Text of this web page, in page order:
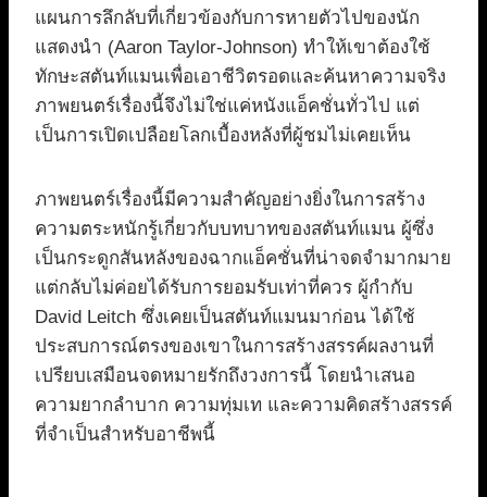
แผนการลึกลับที่เกี่ยวข้องกับการหายตัวไปของนัก
แสดงนำ (Aaron Taylor-Johnson) ทำให้เขาต้องใช้
ทักษะสตันท์แมนเพื่อเอาชีวิตรอดและค้นหาความจริง
ภาพยนตร์เรื่องนี้จึงไม่ใช่แค่หนังแอ็คชั่นทั่วไป แต่
เป็นการเปิดเปลือยโลกเบื้องหลังที่ผู้ชมไม่เคยเห็น
ภาพยนตร์เรื่องนี้มีความสำคัญอย่างยิ่งในการสร้าง
ความตระหนักรู้เกี่ยวกับบทบาทของสตันท์แมน ผู้ซึ่ง
เป็นกระดูกสันหลังของฉากแอ็คชั่นที่น่าจดจำมากมาย
แต่กลับไม่ค่อยได้รับการยอมรับเท่าที่ควร ผู้กำกับ
David Leitch ซึ่งเคยเป็นสตันท์แมนมาก่อน ได้ใช้
ประสบการณ์ตรงของเขาในการสร้างสรรค์ผลงานที่
เปรียบเสมือนจดหมายรักถึงวงการนี้ โดยนำเสนอ
ความยากลำบาก ความทุ่มเท และความคิดสร้างสรรค์
ที่จำเป็นสำหรับอาชีพนี้